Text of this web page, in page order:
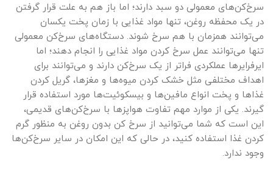
سرخ‌کن‌های معمولی دو سبد دارند؛ اما باز هم به علت قرار گرفتن
در یک محفظه‌ روغن، تنها مواد غذایی با زمان پخت یکسان
می‌توانند همزمان با هم سرخ شوند. دستگاه‌های سرخ‌کن معمولی
تنها می‌توانند عمل سرخ ‌کردن مواد غذایی را انجام دهند؛ اما
ایرفرایرها عملکردی فراتر از یک سرخ‌کن دارند و می‌توانند برای
اهداف مختلفی مثل خشک کردن میوه‌ها و مغزها، گریل کردن
غذاها و پخت انواع مافین‌ها و بیسکوئیت‌ها مورد استفاده قرار
گیرند. یکی از موارد مهم تفاوت هواپزها با سرخ‌کن‌های قدیمی،
این است که شما می‌توانید از سرخ کن بدون روغن به منظور گرم
کردن غذا استفاده کنید، در حالی که این امکان در سایر سرخ‌کن‌ها
وجود ندارد.